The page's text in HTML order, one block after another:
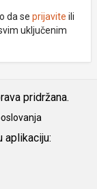
da se prijavite ili
uključenim
pridržana.
aplikaciju: